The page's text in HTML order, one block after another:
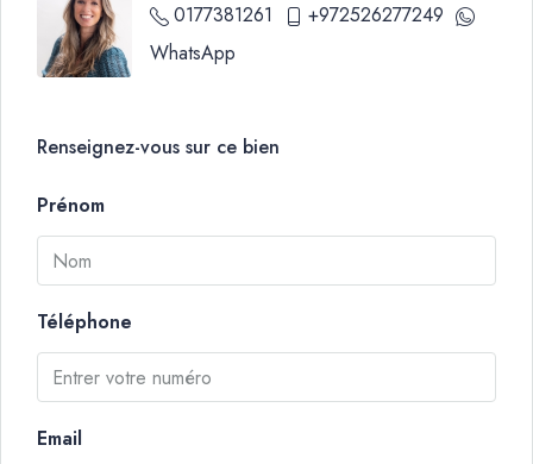
0177381261
+972526277249
WhatsApp
Renseignez-vous sur ce bien
Prénom
Téléphone
Email